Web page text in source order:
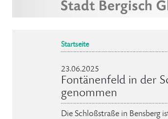
Startseite
23.06.2025
Fontänenfeld in der
genommen
Die Schloßstraße in Bensberg